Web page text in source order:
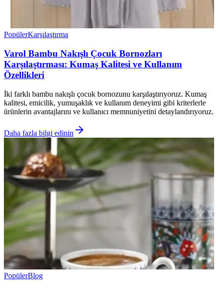
PopülerKarşılaştırma
Varol Bambu Nakışlı Çocuk Bornozları
Karşılaştırması: Kumaş Kalitesi ve Kullanım
Özellikleri
İki farklı bambu nakışlı çocuk bornozunu karşılaştırıyoruz. Kumaş
kalitesi, emicilik, yumuşaklık ve kullanım deneyimi gibi kriterlerle
ürünlerin avantajlarını ve kullanıcı memnuniyetini detaylandırıyoruz.
Daha fazla bilgi edinin
PopülerBlog